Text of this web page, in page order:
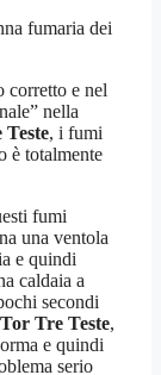
fumaria dei
corretto e nel
nella
, i fumi
è totalmente
fumi
una ventola
e quindi
caldaia a
secondi
Tre Teste,
e quindi
serio